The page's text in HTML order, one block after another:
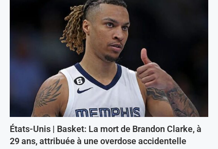
États-Unis | Basket: La mort de Brandon Clarke, à
29 ans, attribuée à une overdose accidentelle